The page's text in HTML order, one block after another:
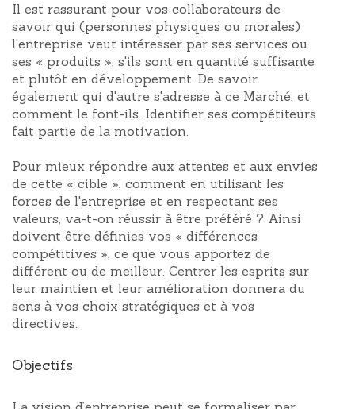
Il est rassurant pour vos collaborateurs de
savoir qui (personnes physiques ou morales)
l'entreprise veut intéresser par ses services ou
ses « produits », s'ils sont en quantité suffisante
et plutôt en développement. De savoir
également qui d'autre s'adresse à ce Marché, et
comment le font-ils. Identifier ses compétiteurs
fait partie de la motivation.
Pour mieux répondre aux attentes et aux envies
de cette « cible », comment en utilisant les
forces de l'entreprise et en respectant ses
valeurs, va-t-on réussir à être préféré ? Ainsi
doivent être définies vos « différences
compétitives », ce que vous apportez de
différent ou de meilleur. Centrer les esprits sur
leur maintien et leur amélioration donnera du
sens à vos choix stratégiques et à vos
directives.
Objectifs